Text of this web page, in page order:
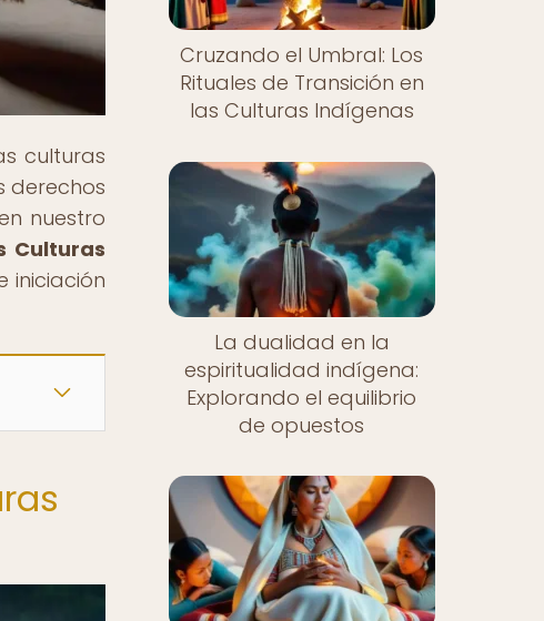
culturas
derechos
nuestro
Culturas
iniciación
Cruzando el Umbral: Los
Rituales de Transición en
las Culturas Indígenas
La dualidad en la
espiritualidad indígena:
Explorando el equilibrio
de opuestos